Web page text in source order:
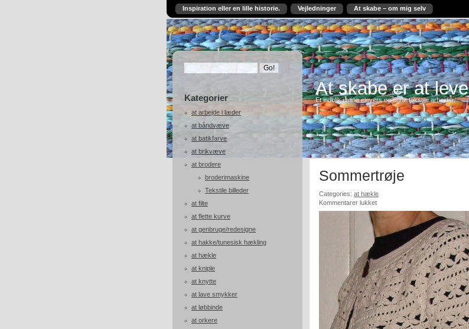
Inspiration eller en lille historie. Vejledninger At skabe – om mig selv
Kategorier
at arbejde i læder
at båndvæve
at batikfarve
at brikvæve
at brodere
broderimaskine
Tekstile billeder
at filte
at flette kurve
at genbruge/redesigne
at hakke/tunesisk hækling
at hækle
at kniple
at knytte
at lave smykker
at løbbinde
at orkere
At skabe er at leve
Et indblik i mine elevers og egne tekstile arbejder.
Sommertrøje
Categories: at hækle
Kommentarer lukkettil
Sommertrøje